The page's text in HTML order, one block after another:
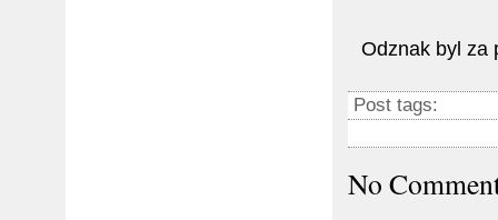
Odznak byl za
Post tags:
No